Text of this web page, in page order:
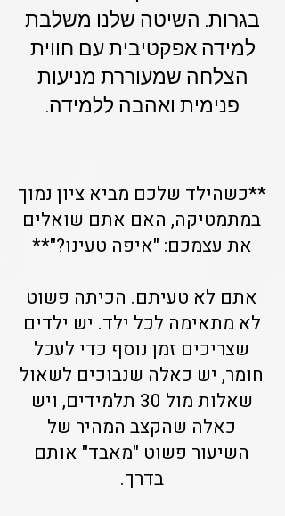
בגרות. השיטה שלנו משלבת
למידה אפקטיבית עם חווית
הצלחה שמעוררת מניעות
פנימית ואהבה ללמידה.
**כשהילד שלכם מביא ציון נמוך
במתמטיקה, האם אתם שואלים
את עצמכם: "איפה טעינו?"**
אתם לא טעיתם. הכיתה פשוט
לא מתאימה לכל ילד. יש ילדים
שצריכים זמן נוסף כדי לעכל
חומר, יש כאלה שנבוכים לשאול
שאלות מול 30 תלמידים, ויש
כאלה שהקצב המהיר של
השיעור פשוט "מאבד" אותם
בדרך.